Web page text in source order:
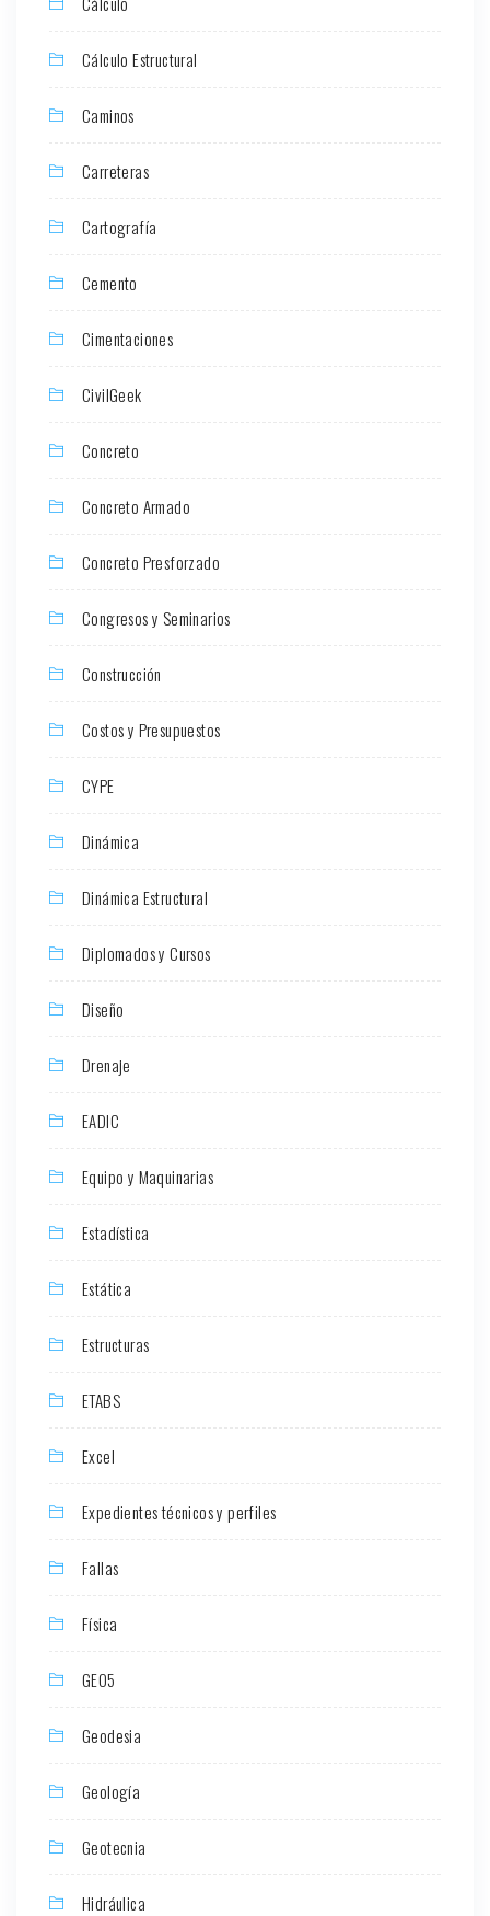
Cálculo Estructural
Caminos
Carreteras
Cartografía
Cemento
Cimentaciones
CivilGeek
Concreto
Concreto Armado
Concreto Presforzado
Congresos y Seminarios
Construcción
Costos y Presupuestos
CYPE
Dinámica
Dinámica Estructural
Diplomados y Cursos
Diseño
Drenaje
EADIC
Equipo y Maquinarias
Estadística
Estática
Estructuras
ETABS
Excel
Expedientes técnicos y perfiles
Fallas
Física
GEO5
Geodesia
Geología
Geotecnia
Hidráulica